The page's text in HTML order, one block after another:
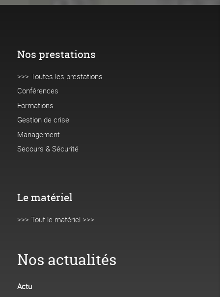
Nos prestations
>>> Toutes les prestations
Conférences
Formations
Gestion de crise
Management
Secours & Sécurité
Le matériel
>>> Tout le matériel >>>
Nos actualités
Actu